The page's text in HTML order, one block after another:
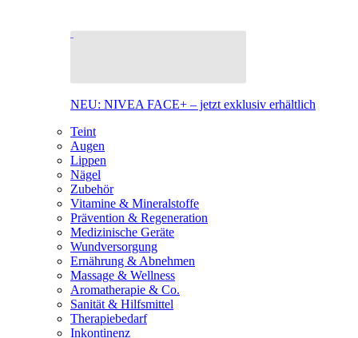
NEU: NIVEA FACE+ – jetzt exklusiv erhältlich
Teint
Augen
Lippen
Nägel
Zubehör
Vitamine & Mineralstoffe
Prävention & Regeneration
Medizinische Geräte
Wundversorgung
Ernährung & Abnehmen
Massage & Wellness
Aromatherapie & Co.
Sanität & Hilfsmittel
Therapiebedarf
Inkontinenz